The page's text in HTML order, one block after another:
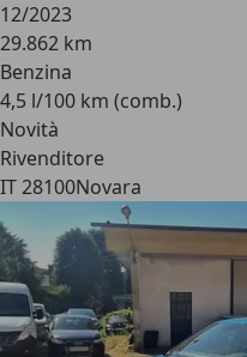
12/2023
29.862 km
Benzina
4,5 l/100 km (comb.)
Novità
Rivenditore
IT 28100Novara